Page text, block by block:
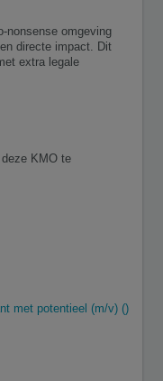
nonsense omgeving
directe impact. Dit
extra legale
deze KMO te
met potentieel (m/v) ()